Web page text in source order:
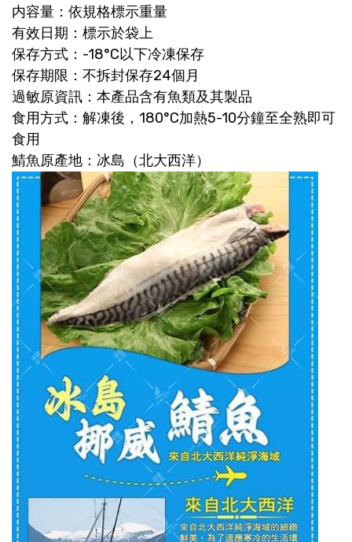
内容量：依規格標示重量
有效日期：標示於袋上
保存方式：-18°C以下冷凍保存
保存期限：不拆封保存24個月
過敏原資訊：本產品含有魚類及其製品
食用方式：解凍後，180°C加熱5-10分鐘至全熟即可
食用
鯖魚原產地：冰島（北大西洋）